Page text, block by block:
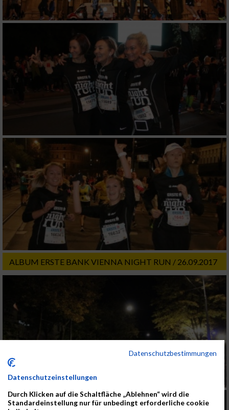
ALBUM ERSTE BANK VIENNA NIGHT RUN / 26.09.2017
Datenschutzbestimmungen
Datenschutzeinstellungen
Durch Klicken auf die Schaltfläche „Ablehnen“ wird die
Standardeinstellung nur für unbedingt erforderliche cookie